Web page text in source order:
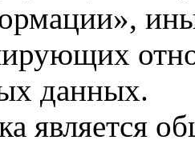
данных.
является